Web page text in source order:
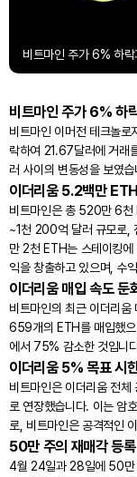
비트마인 주가 6% 하
비트마인 주가 6% 하
비트마인 이머전 테크놀
락하여 21.67달러에 거래
러 사이의 변동성을 보였습
이더리움 5.2백만
비트마인은 총 520만 6천
~1천 200억 달러 규모로,
만 2천 ETH는 스테이킹
익을 창출하고 있으며, 수
이더리움 매입 속도 둔
비트마인의 최근 이더리
659개의 ETH를 매입했으
에서 75% 감소한 것입니
이더리움 5% 목표 시
비트마인은 이더리움 전
로 연장했습니다. 이는 암
로, 비트마인은 공격적인
50만 주의 재매각 등록
4월 24일과 28일에 50만